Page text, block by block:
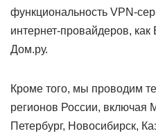
функциональность VPN-
интернет-провайдеров,
Дом.ру.
Кроме того, мы проводим
регионов России, включая
Петербург, Новосибирск,